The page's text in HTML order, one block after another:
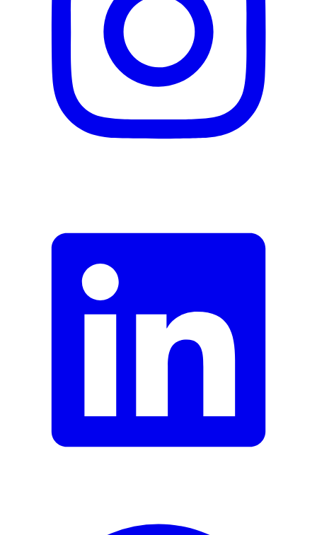
E-Mail-Adresse (optional)
Formular schliessen
Senden
Falsche Daten melden